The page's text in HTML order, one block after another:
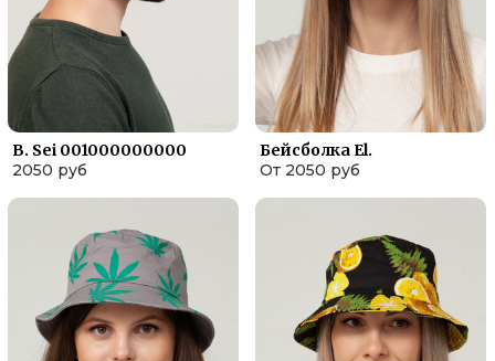
B. Sei 001000000000
2050 руб
Бейсболка El.
От 2050 руб